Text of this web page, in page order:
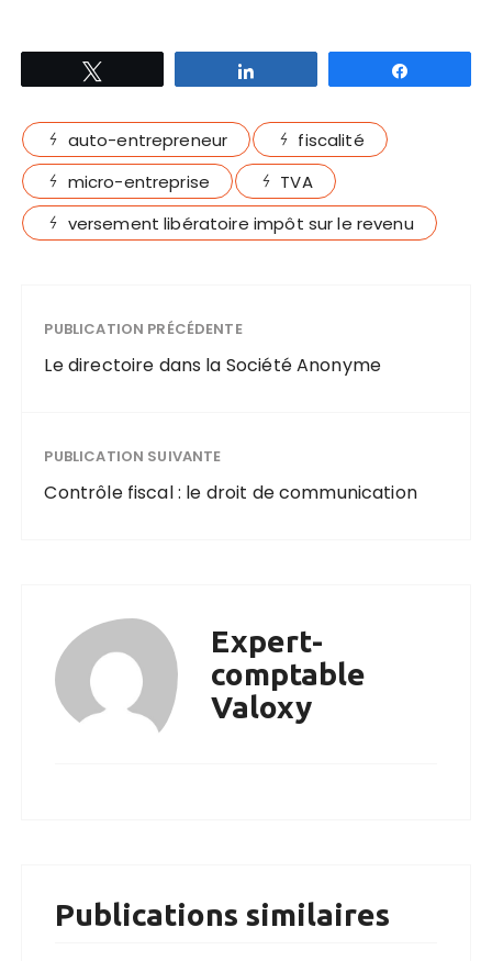
auto-entrepreneur
fiscalité
micro-entreprise
TVA
versement libératoire impôt sur le revenu
PUBLICATION PRÉCÉDENTE
Le directoire dans la Société Anonyme
PUBLICATION SUIVANTE
Contrôle fiscal : le droit de communication
Expert-
comptable
Valoxy
Publications similaires